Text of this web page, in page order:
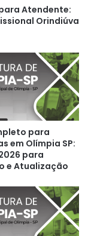
Atendente:
Orindiúva
para
em Olímpia SP:
para
e Atualização